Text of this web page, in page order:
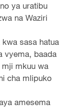
ya uratibu
na Waziri
sasa hatua
vyema, baada
mkuu wa
cha mlipuko
amesema